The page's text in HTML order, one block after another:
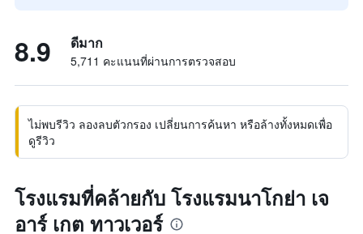
8.9 ดีมาก
5,711 คะแนนที่ผ่านการตรวจสอบ
ไม่พบรีวิว ลองลบตัวกรอง เปลี่ยนการค้นหา หรือล้างทั้งหมดเพื่อ
ดูรีวิว
โรงแรมที่คล้ายกับ โรงแรมนาโกย่า เจ
อาร์ เกต ทาวเวอร์